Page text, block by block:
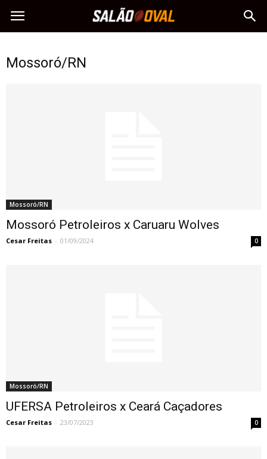
Mossoró/RN
Mossoró/RN
Mossoró Petroleiros x Caruaru Wolves
Cesar Freitas - 01/09/2024 0
Mossoró/RN
UFERSA Petroleiros x Ceará Caçadores
Cesar Freitas - 23/07/2023 0